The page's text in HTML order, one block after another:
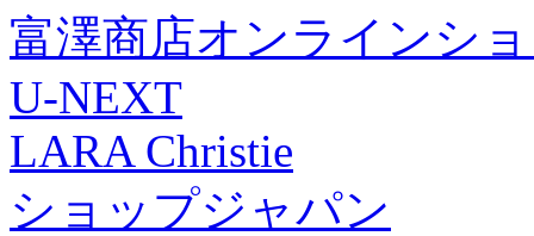
富澤商店オンラインシ
U-NEXT
LARA Christie
ショップジャパン